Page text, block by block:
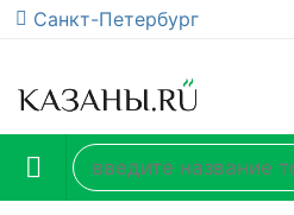
Санкт-Петербург